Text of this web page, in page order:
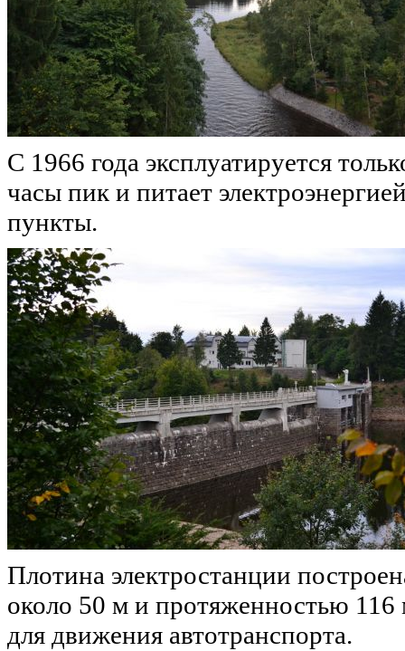
С 1966 года эксплуатируется
часы пик и питает
пункты.
Плотина электростанции
около 50 м и протяженностью 116
для движения автотранспорта.